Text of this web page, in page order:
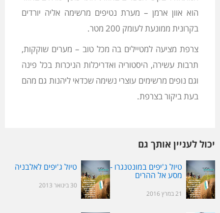
הוא אוון ארמן – מערת נטיפים מרשימה אליה יורדים
בקרונית ממונעת לעומק 200 מטר.
צרפת מציעה למטיילים בה מכל טוב – מערים שוקקות,
תרבות עשירה, היסטוריה ואדריכלות הניכרות בכל פינה
וגם נופים מרשימים עוצרי נשימה שכדאי ליהנות גם מהם
בעת ביקור בצרפת.
יכול לעניין אותך גם
טיול ג'יפים במונטנגרו -
מסע אל ההרים
21 במרץ 2016
טיול ג'יפים לאלבניה
30 בינואר 2013